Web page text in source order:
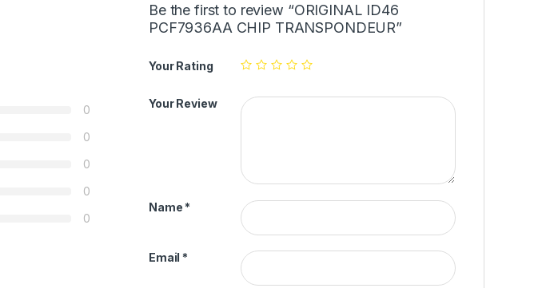
0
0
0
0
0
Be the first to review “ORIGINAL ID46
PCF7936AA CHIP TRANSPONDEUR”
Your Rating
Your Review
Name *
Email *